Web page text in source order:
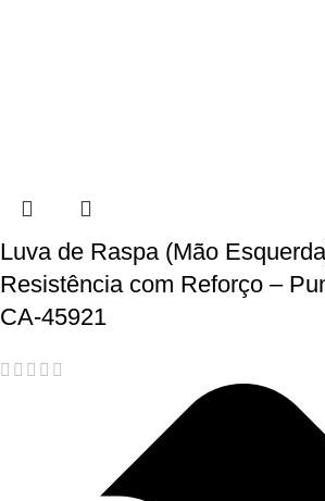
Luva de Raspa (Mão
Resistência com Reforço –
CA-45921